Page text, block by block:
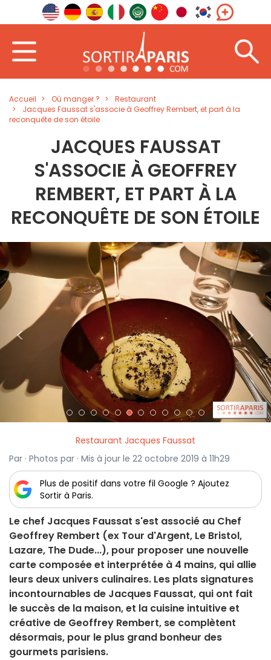
Accueil Où manger ?
Restaurant
Jacques Faussat s'associe à Geoffrey Rembert, et part à la
reconquête de son étoile
JACQUES FAUSSAT
S'ASSOCIE À GEOFFREY
REMBERT, ET PART À LA
RECONQUÊTE DE SON ÉTOILE
< >
Restaurant Jacques Faussat
Par · Photos par · Mis à jour le 22 octobre 2019 à 11h29
Plus de positif dans votre fil Google ? Ajoutez
Sortir à Paris.
Le chef Jacques Faussat s'est associé au Chef
Geoffrey Rembert (ex Tour d'Argent, Le Bristol,
Lazare, The Dude...), pour proposer une nouvelle
carte composée et interprétée à 4 mains, qui allie
leurs deux univers culinaires. Les plats signatures
incontournables de Jacques Faussat, qui ont fait
le succès de la maison, et la cuisine intuitive et
créative de Geoffrey Rembert, se complètent
désormais, pour le plus grand bonheur des
gourmets parisiens.